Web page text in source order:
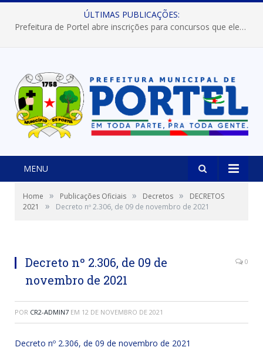
ÚLTIMAS PUBLICAÇÕES:
Prefeitura de Portel abre inscrições para concursos que elegerão os destaques do Verão 2026
MENU
Home » Publicações Oficiais » Decretos »
DECRETOS
2021
» Decreto nº 2.306, de 09 de novembro de 2021
Decreto nº 2.306, de 09 de
novembro de 2021
0
POR CR2-ADMIN7 EM 12 DE NOVEMBRO DE 2021
Decreto nº 2.306, de 09 de novembro de 2021